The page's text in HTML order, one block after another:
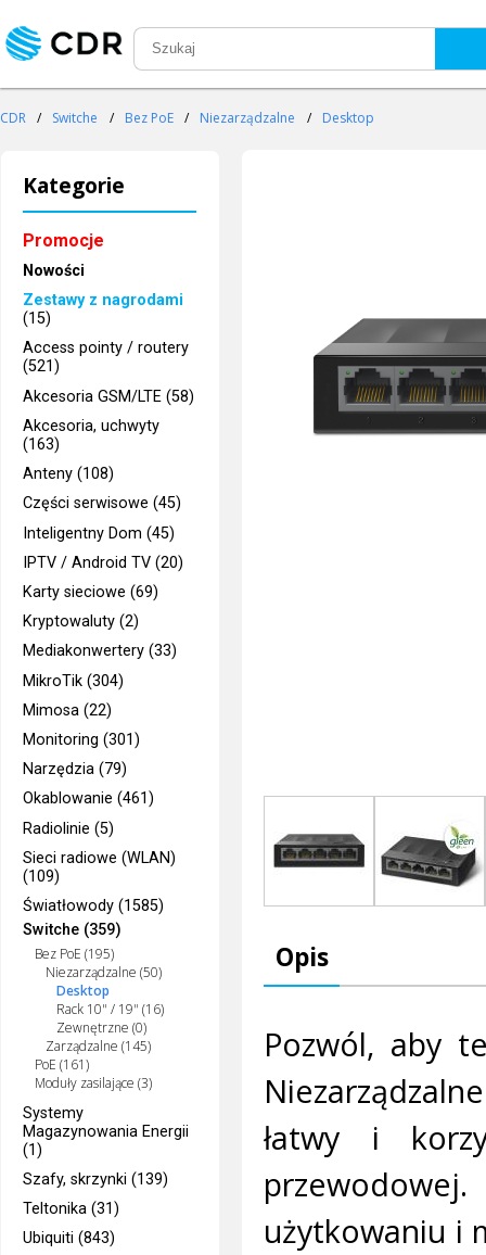
CDR / Switche / Bez PoE / Niezarządzalne / Desktop
Kategorie
Promocje
Nowości
Zestawy z nagrodami
(15)
Access pointy / routery
(521)
Akcesoria GSM/LTE (58)
Akcesoria, uchwyty
(163)
Anteny (108)
Części serwisowe (45)
Inteligentny Dom (45)
IPTV / Android TV (20)
Karty sieciowe (69)
Kryptowaluty (2)
Mediakonwertery (33)
MikroTik (304)
Mimosa (22)
Monitoring (301)
Narzędzia (79)
Okablowanie (461)
Radiolinie (5)
Sieci radiowe (WLAN)
(109)
Światłowody (1585)
Switche (359)
Bez PoE (195)
Niezarządzalne (50)
Desktop
Rack 10" / 19" (16)
Zewnętrzne (0)
Zarządzalne (145)
PoE (161)
Moduły zasilające (3)
Systemy
Magazynowania Energii
(1)
Szafy, skrzynki (139)
Teltonika (31)
Ubiquiti (843)
Opis
Pozwól, aby
łatwy i
użytkowaniu i